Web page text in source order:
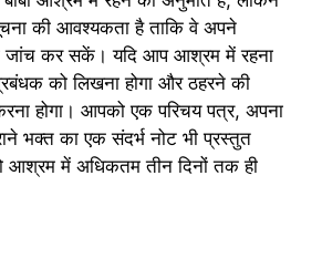
की आवश्यकता है ताकि वे अपने
जांच कर सकें। यदि आप आश्रम में रहना
को लिखना होगा और ठहरने की
होगा। आपको एक परिचय पत्र, अपना
भक्त का एक संदर्भ नोट भी प्रस्तुत
आश्रम में अधिकतम तीन दिनों तक ही